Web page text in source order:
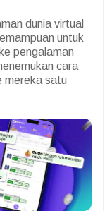
dunia virtual
untuk
pengalaman
cara
mereka satu